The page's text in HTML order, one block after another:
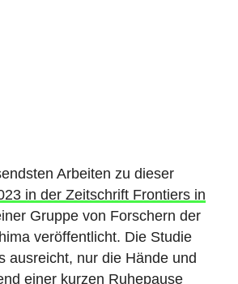
Arbeiten zu dieser
in der Zeitschrift Frontiers in
Gruppe von Forschern der
veröffentlicht. Die Studie
ausreicht, nur die Hände und
einer kurzen Ruhepause